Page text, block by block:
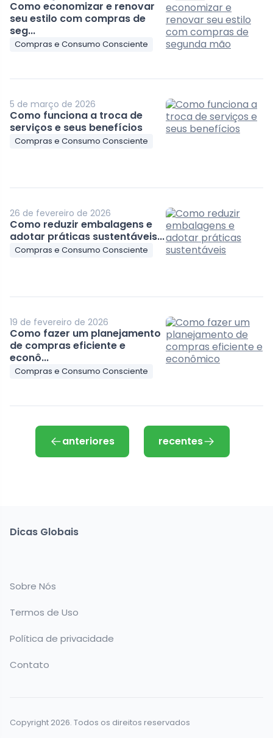
Como economizar e renovar
seu estilo com compras de
seg...
Compras e Consumo Consciente
5 de março de 2026
Como funciona a troca de
serviços e seus benefícios
Compras e Consumo Consciente
26 de fevereiro de 2026
Como reduzir embalagens e
adotar práticas sustentáveis...
Compras e Consumo Consciente
19 de fevereiro de 2026
Como fazer um planejamento
de compras eficiente e
econô...
Compras e Consumo Consciente
anteriores recentes
Dicas Globais
Sobre Nós
Termos de Uso
Política de privacidade
Contato
Copyright 2026. Todos os direitos reservados